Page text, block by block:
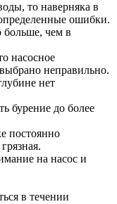
то наверняка в
ошибки.
больше, чем в
насосное
неправильно.
нет
бурение до более
постоянно
на насос и
в течении